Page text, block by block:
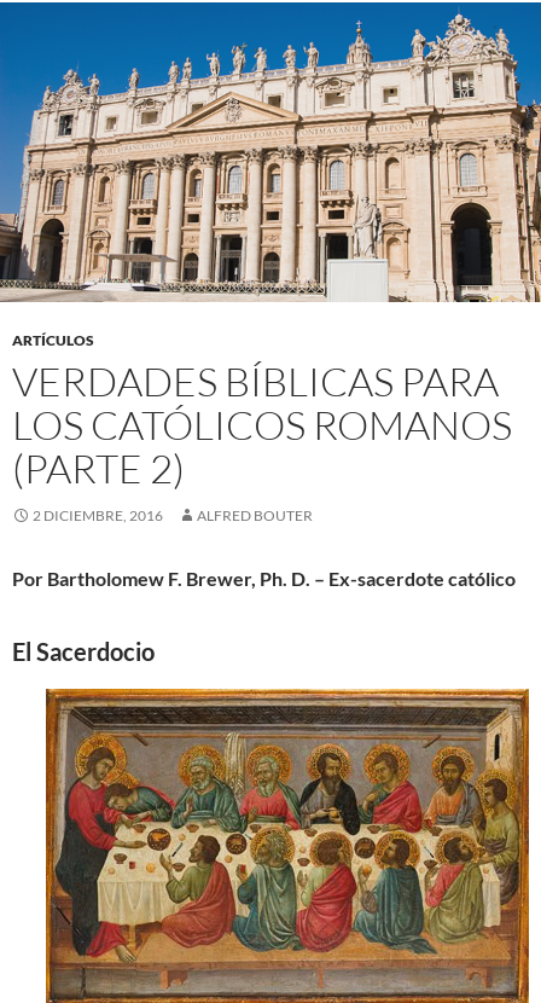
ARTÍCULOS
VERDADES BÍBLICAS PARA
LOS CATÓLICOS ROMANOS
(PARTE 2)
2 DICIEMBRE, 2016 ALFRED BOUTER
Por Bartholomew F. Brewer, Ph. D. – Ex-sacerdote católico
El Sacerdocio